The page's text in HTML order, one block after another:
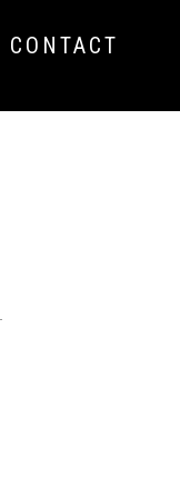
CONTACT